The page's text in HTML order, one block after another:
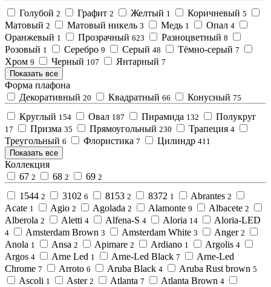
Голубой 2 Графит 2 Желтый 1 Коричневый 5
Матовый 2 Матовый никель 3 Медь 1 Опал 4
Оранжевый 1 Прозрачный 623 Разноцветный 8
Розовый 1 Серебро 9 Серый 48 Тёмно-серый 7
Хром 9 Черный 107 Янтарный 7
Показать все
Форма плафона
Декоративный 20 Квадратный 66 Конусный 75
Круглый 154 Овал 187 Пирамида 132 Полукруг
17 Призма 35 Прямоугольный 230 Трапеция 4
Треугольный 6 Флористика 7 Цилиндр 411
Показать все
Коллекция
67 2 68 2 69 2
1544 2 3102 6 8153 2 8372 1 Abrantes 2
Acate 1 Agio 2 Agolada 2 Alamonte 9 Albacete 2
Alberola 2 Aletti 4 Alfena-S 4 Aloria 14 Aloria-LED
4 Amsterdam Brown 3 Amsterdam White 3 Anger 2
Anola 1 Ansa 2 Apimare 2 Ardiano 1 Argolis 4
Argos 4 Arne Led 1 Arne-Led Black 7
Arne-Led
Chrome 7 Arroto 6 Aruba Black 4 Aruba Rust brown 5
Ascoli 1 Aster 2 Atlanta 7 Atlanta Brown 4